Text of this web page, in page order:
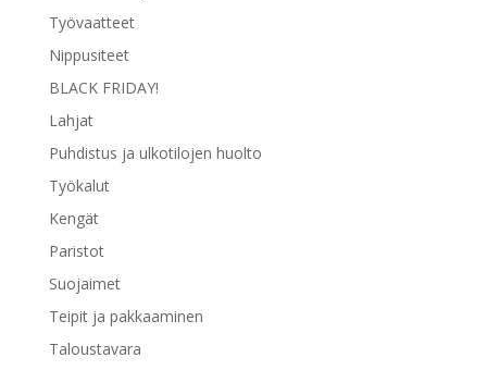
Työvaatteet
Nippusiteet
BLACK FRIDAY!
Lahjat
Puhdistus ja ulkotilojen huolto
Työkalut
Kengät
Paristot
Suojaimet
Teipit ja pakkaaminen
Taloustavara